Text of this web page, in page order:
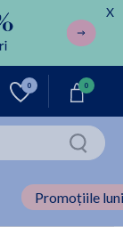
X
0 0
Promoțiile